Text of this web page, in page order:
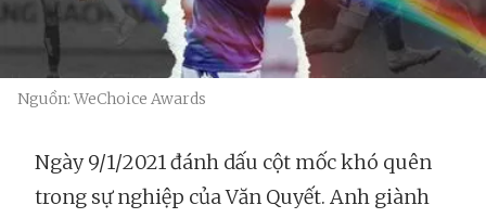
Nguồn: WeChoice Awards
Ngày 9/1/2021 đánh dấu cột mốc khó quên
trong sự nghiệp của Văn Quyết. Anh giành